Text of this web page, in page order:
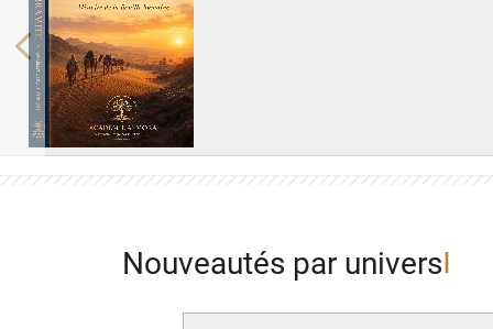
Previous
Nouveautés par univers